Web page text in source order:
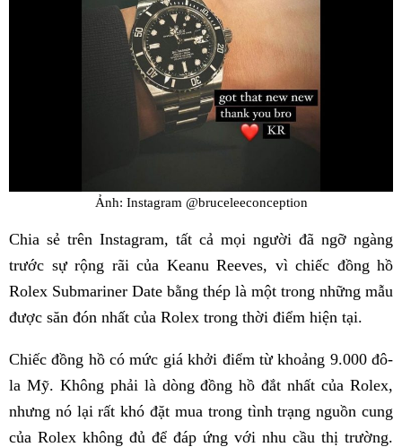
Ảnh: Instagram @bruceleeconception
Chia sẻ trên Instagram, tất cả mọi người đã ngỡ ngàng
trước sự rộng rãi của Keanu Reeves, vì chiếc đồng hồ
Rolex Submariner Date bằng thép là một trong những mẫu
được săn đón nhất của Rolex trong thời điểm hiện tại.
Chiếc đồng hồ có mức giá khởi điểm từ khoảng 9.000 đô-
la Mỹ. Không phải là dòng đồng hồ đắt nhất của Rolex,
nhưng nó lại rất khó đặt mua trong tình trạng nguồn cung
của Rolex không đủ để đáp ứng với nhu cầu thị trường.